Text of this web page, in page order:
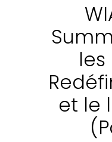
et le